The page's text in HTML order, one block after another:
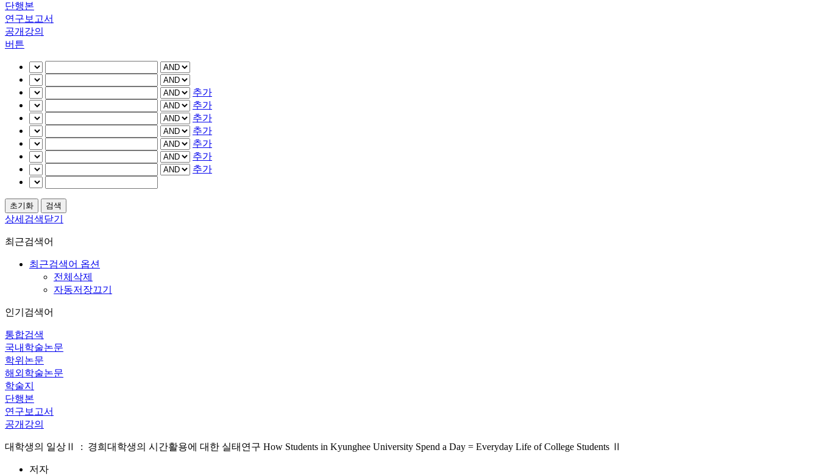
단행본
연구보고서
공개강의
버튼
추가
추가
추가
추가
추가
추가
추가
상세검색닫기
최근검색어
최근검색어 옵션
전체삭제
자동저장끄기
인기검색어
통합검색
국내학술논문
학위논문
해외학술논문
학술지
단행본
연구보고서
공개강의
대학생의 일상Ⅱ : 경희대학생의 시간활용에 대한 실태연구 How Students in Kyunghee University Spend a Day = Everyday Life of College Students Ⅱ
저자